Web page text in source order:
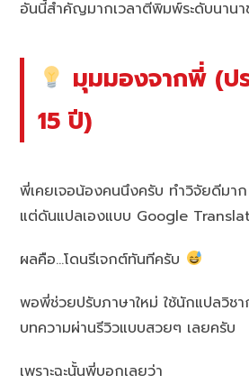
อันนี้สำคัญมากเวลาตีพิมพ์ระดับนานา
มุมมองจากพี่ (ป
15 ปี)
พี่เคยเจอน้องคนนึงครับ ทำวิจัยดีมา
แต่ดันแปลเองแบบ Google
ผลคือ…โดนรีเจกต์ทันทีครับ
พอพี่ช่วยปรับภาษาใหม่ ใช้นักแปลวิชา
บทความผ่านรีวิวแบบสวยๆ เลยครับ
เพราะฉะนั้นพี่บอกเลยว่า